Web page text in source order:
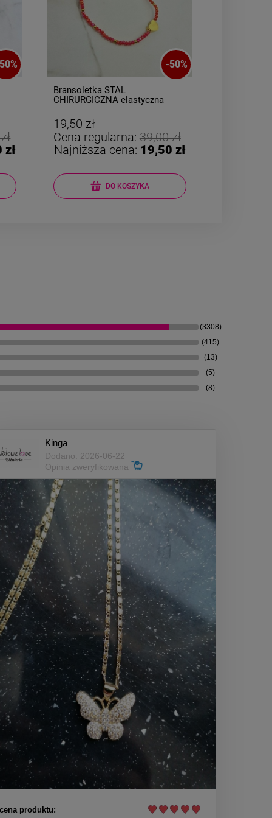
%
zł
-50%
Bransoletka STAL
CHIRURGICZNA elastyczna
19,50 zł
Cena regularna: 39,00 zł
Najniższa cena: 19,50 zł
DO KOSZYKA
(3308)
(415)
(13)
(5)
(8)
Kinga
Dodano: 2026-06-22
Opinia zweryfikowana
produktu: